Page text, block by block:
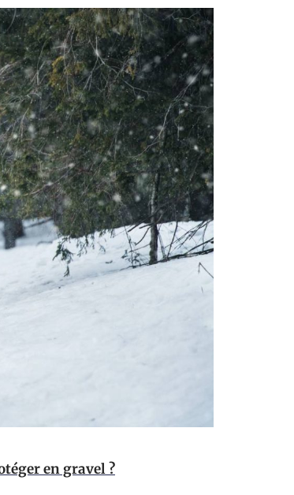
en gravel ?